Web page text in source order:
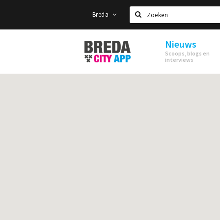
Breda
Zoeken
Stappen
&
Shoppen
Breda
Nieuws
Scoops, blogs en
interviews